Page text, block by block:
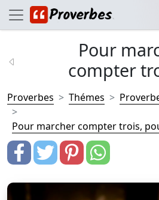
Pour
compter
Proverbes Thémes
Pour marcher compter trois,